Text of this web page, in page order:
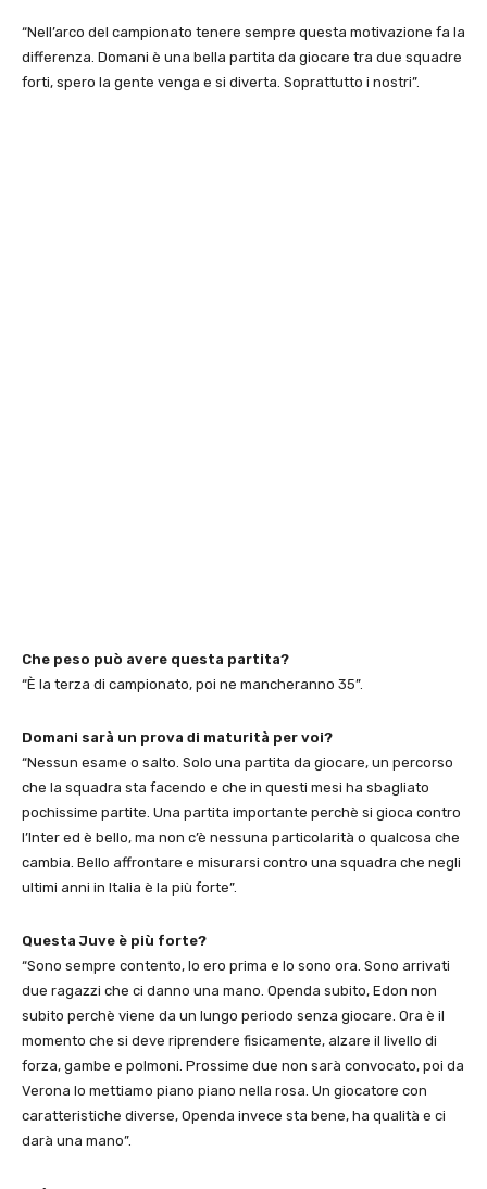
“Nell’arco del campionato tenere sempre questa motivazione fa la
differenza. Domani è una bella partita da giocare tra due squadre
forti, spero la gente venga e si diverta. Soprattutto i nostri”.
Che peso può avere questa partita?
“È la terza di campionato, poi ne mancheranno 35”.
Domani sarà un prova di maturità per voi?
“Nessun esame o salto. Solo una partita da giocare, un percorso
che la squadra sta facendo e che in questi mesi ha sbagliato
pochissime partite. Una partita importante perchè si gioca contro
l’Inter ed è bello, ma non c’è nessuna particolarità o qualcosa che
cambia. Bello affrontare e misurarsi contro una squadra che negli
ultimi anni in Italia è la più forte”.
Questa Juve è più forte?
“Sono sempre contento, lo ero prima e lo sono ora. Sono arrivati
due ragazzi che ci danno una mano. Openda subito, Edon non
subito perchè viene da un lungo periodo senza giocare. Ora è il
momento che si deve riprendere fisicamente, alzare il livello di
forza, gambe e polmoni. Prossime due non sarà convocato, poi da
Verona lo mettiamo piano piano nella rosa. Un giocatore con
caratteristiche diverse, Openda invece sta bene, ha qualità e ci
darà una mano”.